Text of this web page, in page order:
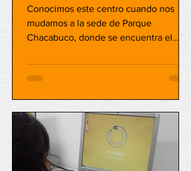
Conocimos este centro cuando nos
mudamos a la sede de Parque
Chacabuco, donde se encuentra el
“Club de Jubilados” (como les gusta a
ellos...